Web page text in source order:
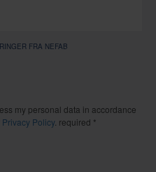
FRA NEFAB
my personal data in accordance
Privacy Policy. required *